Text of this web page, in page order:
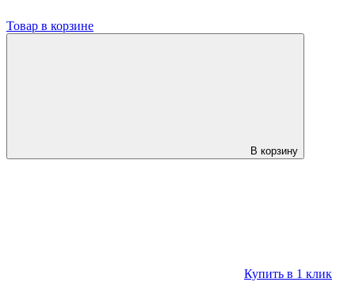
Товар в корзине
В корзину
Купить в 1 клик